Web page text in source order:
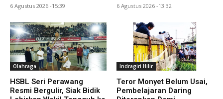
6 Agustus 2026 -15:39 6 Agustus 2026 -13:32
Olahraga
HSBL Seri Perawang
Resmi Bergulir, Siak Bidik
Indragiri Hilir
Teror Monyet Belum Usai,
Pembelajaran Daring